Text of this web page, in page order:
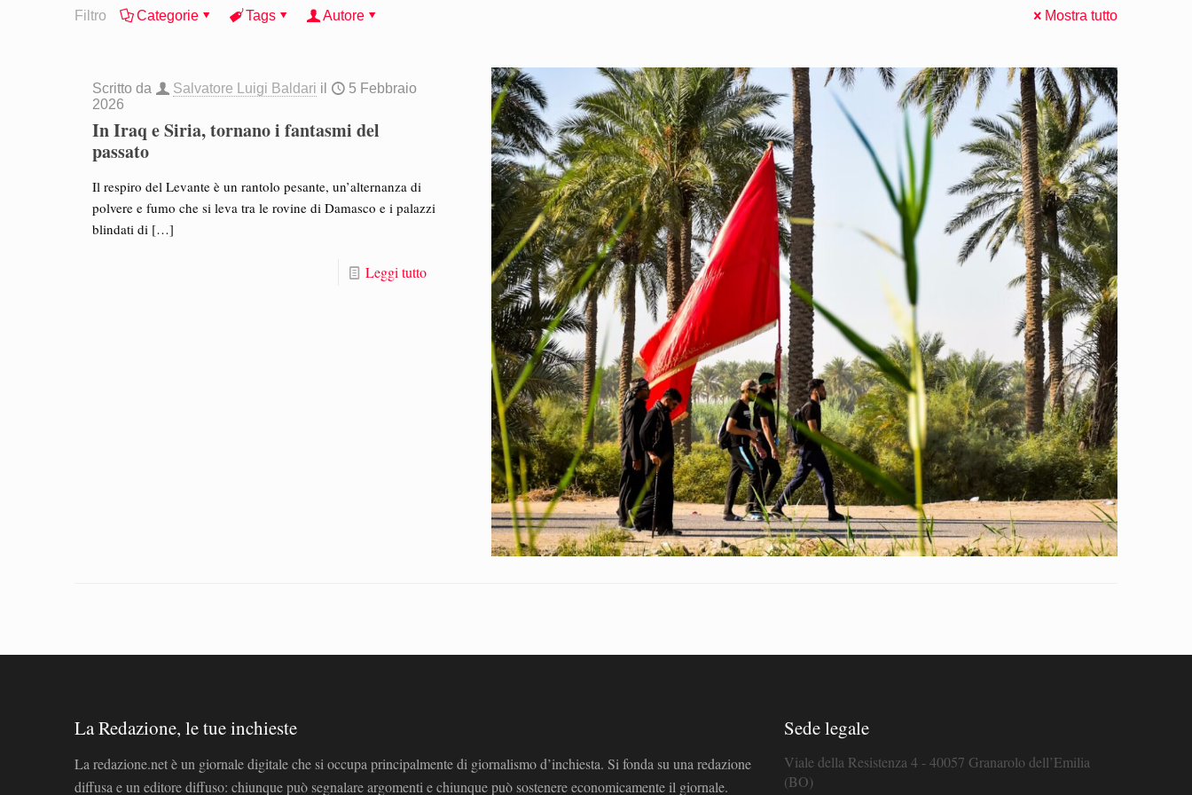
Filtro Categorie Tags Autore Mostra tutto
Scritto da Salvatore Luigi Baldari il
5 Febbraio
2026
In Iraq e Siria, tornano i fantasmi del
passato
Il respiro del Levante è un rantolo pesante, un’alternanza di
polvere e fumo che si leva tra le rovine di Damasco e i palazzi
blindati di […]
Leggi tutto
La Redazione, le tue inchieste
La redazione.net è un giornale digitale che si occupa principalmente di giornalismo d’inchiesta. Si fonda su una redazione
diffusa e un editore diffuso: chiunque può segnalare argomenti e chiunque può sostenere economicamente il giornale.
Sede legale
Viale della Resistenza 4 - 40057 Granarolo dell’Emilia
(BO)